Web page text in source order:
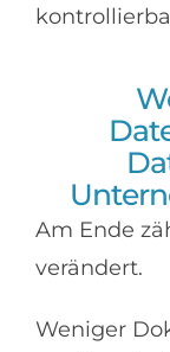
Am Ende
verändert.
Weniger